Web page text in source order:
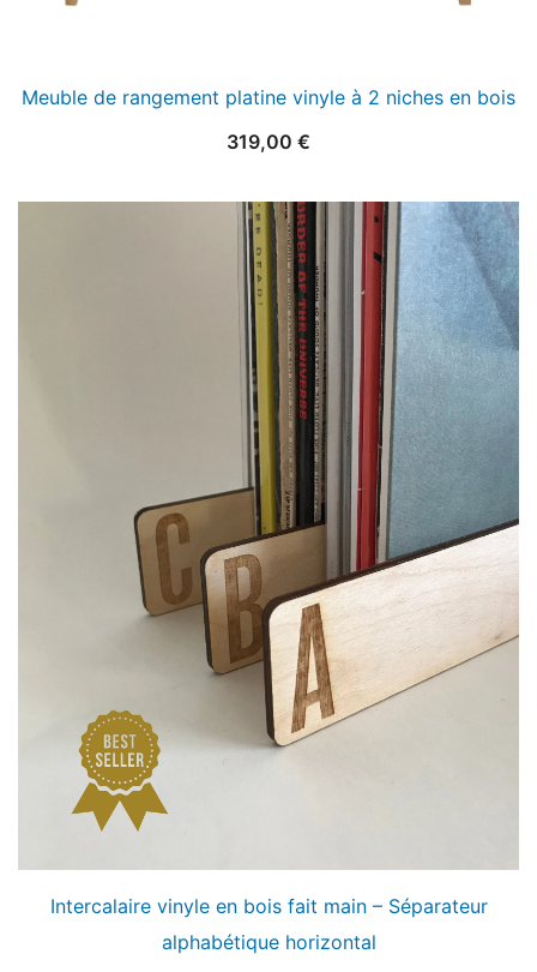
Meuble de rangement platine vinyle à 2 niches en bois
319,00 €
Intercalaire vinyle en bois fait main – Séparateur
alphabétique horizontal